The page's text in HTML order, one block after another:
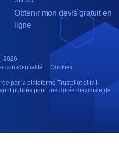
Obtenir mon devis gratuit en
ligne
2026
confidentialité Cookies
par la plateforme Trustpilot et fait
publiés pour une durée maximale de